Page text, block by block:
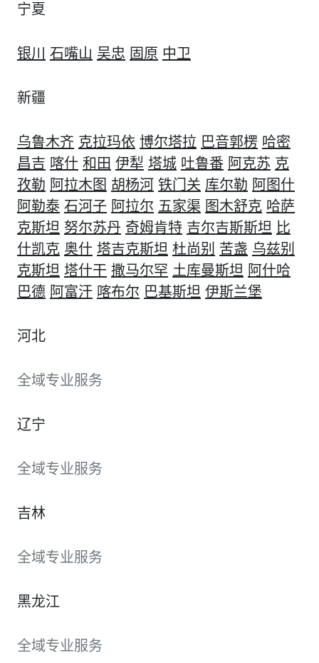
宁夏
银川 石嘴山 吴忠 固原 中卫
新疆
乌鲁木齐 克拉玛依 博尔塔拉 巴音郭楞 哈密
昌吉 喀什 和田 伊犁 塔城 吐鲁番 阿克苏 克
孜勒 阿拉木图 胡杨河 铁门关 库尔勒 阿图什
阿勒泰 石河子 阿拉尔 五家渠 图木舒克 哈萨
克斯坦 努尔苏丹 奇姆肯特 吉尔吉斯斯坦 比
什凯克 奥什 塔吉克斯坦 杜尚别 苦盏 乌兹别
克斯坦 塔什干 撒马尔罕 土库曼斯坦 阿什哈
巴德 阿富汗 喀布尔 巴基斯坦 伊斯兰堡
河北
全域专业服务
辽宁
全域专业服务
吉林
全域专业服务
黑龙江
全域专业服务